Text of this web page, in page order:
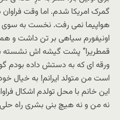
گمرک امریکا شدم. اما وقت
هواپیما نمی رفت. نخست به
اونیفورم سیاهی بر تن داشت و
قمطریرا” پشت گیشه اش نشسته
ورقه ای که به دستش داده بودم
است من متولد ایرانم! به خیال
این خانم با محل تولدم اشکال
نه من و نه هیچ بنی بشری راه حلی